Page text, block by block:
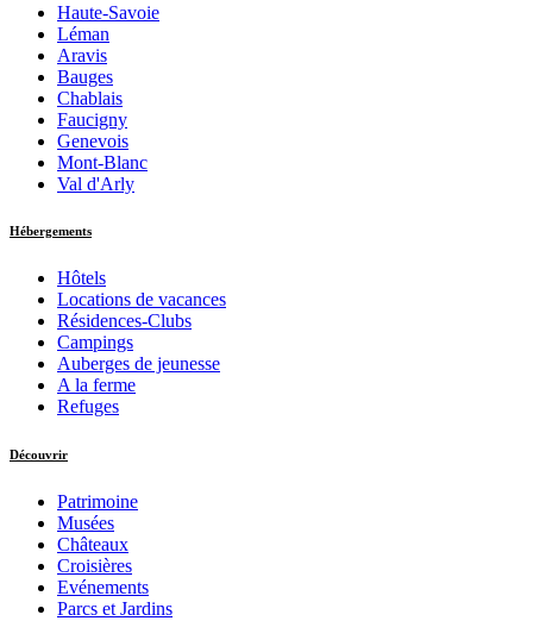
Haute-Savoie
Léman
Aravis
Bauges
Chablais
Faucigny
Genevois
Mont-Blanc
Val d'Arly
Hébergements
Hôtels
Locations de vacances
Résidences-Clubs
Campings
Auberges de jeunesse
A la ferme
Refuges
Découvrir
Patrimoine
Musées
Châteaux
Croisières
Evénements
Parcs et Jardins